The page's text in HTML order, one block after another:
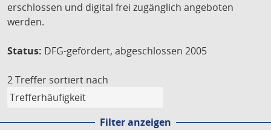
erschlossen und digital frei zugänglich angeboten
werden.
Status: DFG-gefördert, abgeschlossen 2005
2 Treffer sortiert nach
Filter anzeigen